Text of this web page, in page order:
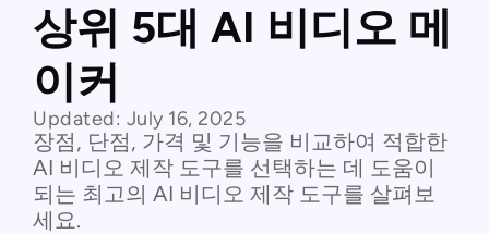
상위 5대 AI 비디오 메
이커
Updated: July 16, 2025
장점, 단점, 가격 및 기능을 비교하여 적합한
AI 비디오 제작 도구를 선택하는 데 도움이
되는 최고의 AI 비디오 제작 도구를 살펴보
세요.